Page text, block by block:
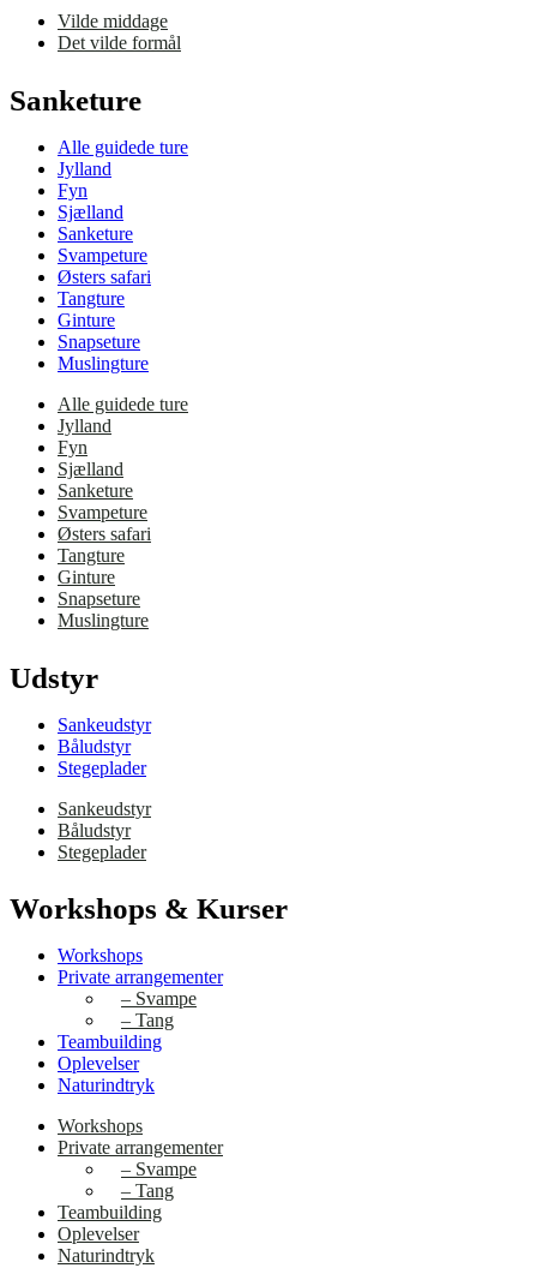
Vilde middage
Det vilde formål
Sanketure
Alle guidede ture
Jylland
Fyn
Sjælland
Sanketure
Svampeture
Østers safari
Tangture
Ginture
Snapseture
Muslingture
Alle guidede ture
Jylland
Fyn
Sjælland
Sanketure
Svampeture
Østers safari
Tangture
Ginture
Snapseture
Muslingture
Udstyr
Sankeudstyr
Båludstyr
Stegeplader
Sankeudstyr
Båludstyr
Stegeplader
Workshops & Kurser
Workshops
Private arrangementer
– Svampe
– Tang
Teambuilding
Oplevelser
Naturindtryk
Workshops
Private arrangementer
– Svampe
– Tang
Teambuilding
Oplevelser
Naturindtryk